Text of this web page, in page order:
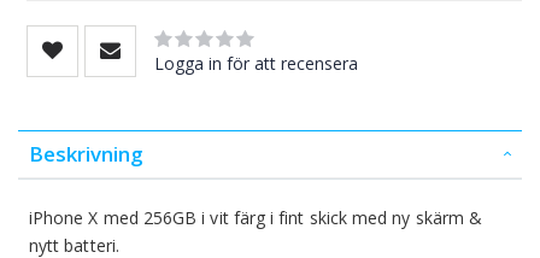
Rating:
0% of100
Logga in för att recensera
Beskrivning
iPhone X med 256GB i vit färg i fint skick med ny skärm &
nytt batteri.